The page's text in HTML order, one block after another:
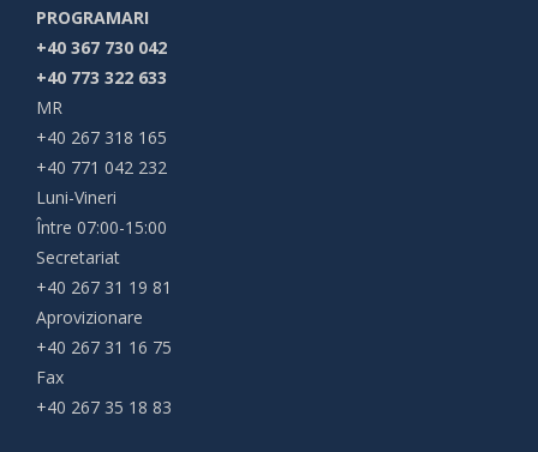
PROGRAMARI
+40 367 730 042
+40 773 322 633
MR
+40 267 318 165
+40 771 042 232
Luni-Vineri
Între 07:00-15:00
Secretariat
+40 267 31 19 81
Aprovizionare
+40 267 31 16 75
Fax
+40 267 35 18 83